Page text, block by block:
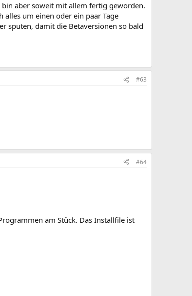
aber soweit mit allem fertig geworden.
um einen oder ein paar Tage
sputen, damit die Betaversionen so bald
#63
#64
am Stück. Das Installfile ist